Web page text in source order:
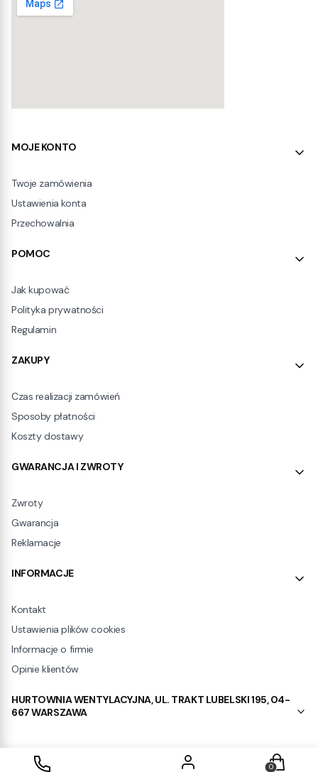
Linki w stopce
MOJE KONTO
Twoje zamówienia
Ustawienia konta
Przechowalnia
POMOC
Jak kupować
Polityka prywatności
Regulamin
ZAKUPY
Czas realizacji zamówień
Sposoby płatności
Koszty dostawy
GWARANCJA I ZWROTY
Zwroty
Gwarancja
Reklamacje
INFORMACJE
Kontakt
Ustawienia plików cookies
Informacje o firmie
Opinie klientów
HURTOWNIA WENTYLACYJNA, UL. TRAKT LUBELSKI 195, 04-
667 WARSZAWA
Produkty